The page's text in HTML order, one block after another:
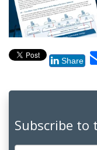
Share
Subscribe to